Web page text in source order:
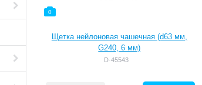
0
Щетка нейлоновая чашечная (d63 мм,
G240, 6 мм)
D-45543